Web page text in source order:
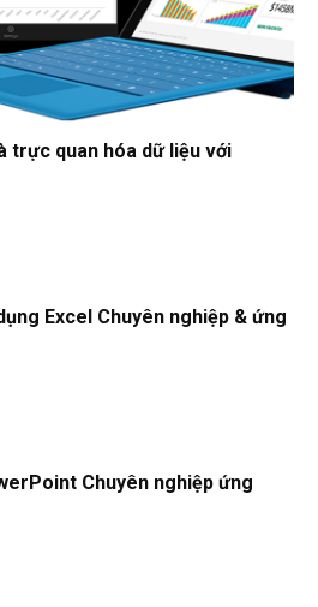
trực quan hóa dữ liệu với
Excel Chuyên nghiệp & ứng
Chuyên nghiệp ứng